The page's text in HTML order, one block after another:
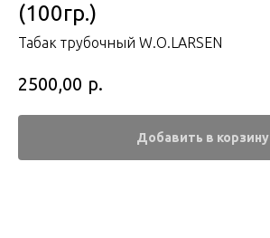
(100гр.)
Табак трубочный W.O.LARSEN
2500,00 р.
Добавить в корзину